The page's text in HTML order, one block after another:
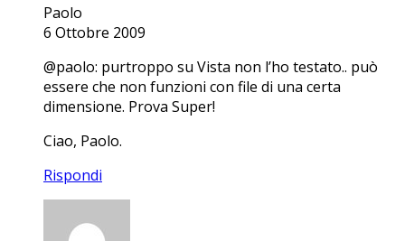
Paolo
6 Ottobre 2009
@paolo: purtroppo su Vista non l’ho testato.. può
essere che non funzioni con file di una certa
dimensione. Prova Super!
Ciao, Paolo.
Rispondi